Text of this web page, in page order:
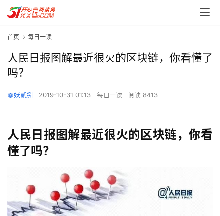
首页 每日一读
人民日报图解最近很火的区块链，你看懂了
吗？
零妖贰捌 2019-10-31 01:13 每日一读 阅读 8413
人民日报图解最近很火的区块链，你看
懂了吗？